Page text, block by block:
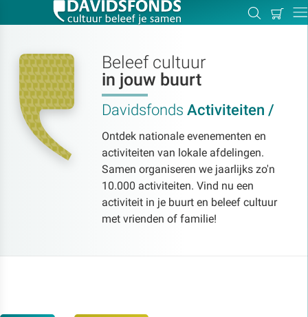
Zoeken
Mijn
Beleef cultuur
in jouw buurt
Davidsfonds Activiteiten /
Ontdek nationale evenementen en
activiteiten van lokale afdelingen.
Samen organiseren we jaarlijks zo'n
10.000 activiteiten. Vind nu een
activiteit in je buurt en beleef cultuur
met vrienden of familie!
Zoek:
Zoeken